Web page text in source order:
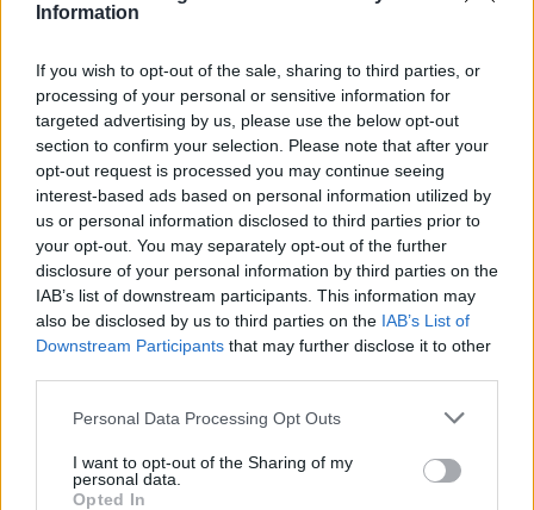
Information
If you wish to opt-out of the sale, sharing to third parties, or
processing of your personal or sensitive information for
targeted advertising by us, please use the below opt-out
section to confirm your selection. Please note that after your
opt-out request is processed you may continue seeing
interest-based ads based on personal information utilized by
us or personal information disclosed to third parties prior to
your opt-out. You may separately opt-out of the further
disclosure of your personal information by third parties on the
IAB’s list of downstream participants. This information may
also be disclosed by us to third parties on the IAB’s List of
Downstream Participants that may further disclose it to other
Personal Data Processing Opt Outs
I want to opt-out of the Sharing of my
personal data.
Opted In
GW σε Πολωνία και Ουγγαρία
Fourlis: Συμφωνία για την
πώληση συμμετοχής στο Sofia
South Ring Mall έναντι 49,35
εκατ. ευρώ
ΣΚΑΪ: Ολοκληρώθηκε η θητεία
του Γρηγόρη Δημητριάδη - Ο
Γιάννης Αλαφούζος επιστρέφει
στη θέση του CEO
Media: Με ενίσχυση 8 εκατ. ευρώ σε 451 επιχειρήσεις ξεκίνησε το
πρόγραμμα στήριξης- Κάλυψη εισφορών ΕΔΟΕΑΠ
μπαταριών για τα υβριδικά της
ευρωπαϊκή